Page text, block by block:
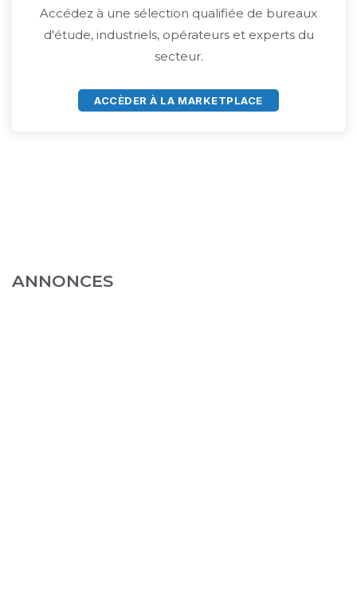
Accédez à une sélection qualifiée de bureaux
d'étude, industriels, opérateurs et experts du
secteur.
ACCÈDER À LA MARKETPLACE
ANNONCES